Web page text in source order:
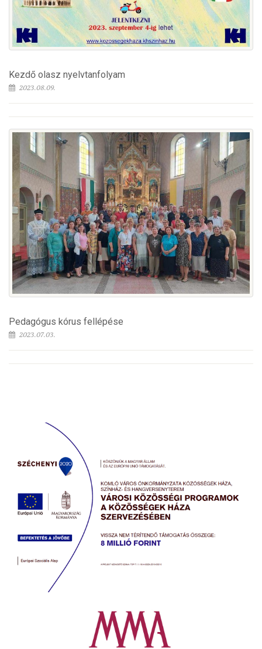
Kezdő olasz nyelvtanfolyam
2023.08.09.
Pedagógus kórus fellépése
2023.07.03.